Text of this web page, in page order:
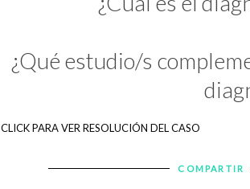
¿Qué estudio/s
CLICK PARA VER RESOLUCIÓN DEL CASO
COMPARTIR